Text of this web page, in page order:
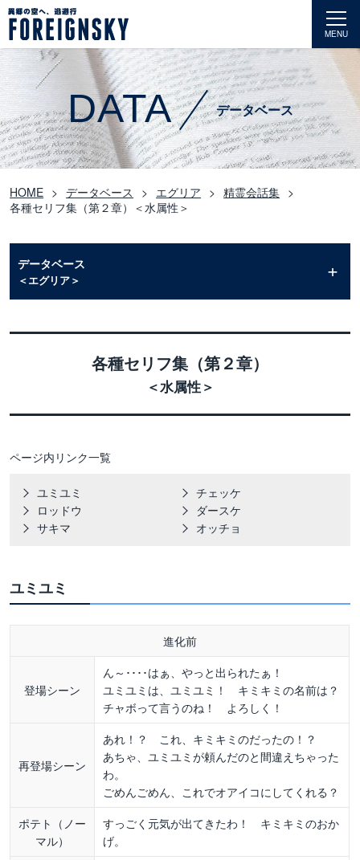
MENU
DATA データベース
HOME データベース エグリア
精霊会話集
各種セリフ集（第２章）＜水属性＞
各種セリフ集（第２章）
＜水属性＞
ページ内リンク一覧
ユミユミ
チェッケ
ロッドウ
ダースケ
サキマ
オッチョ
ユミユミ
進化前
登場シーン
ん～････はぁ、やっと出られたぁ！
ユミユミは、ユミユミ！ キミキミの名前は？
チャボって言うのね！ よろしく！
再登場シーン
あれ！？ これ、キミキミのだったの！？
あちゃ、ユミユミが頼んだのと間違えちゃった
わ。
ごめんごめん、これでオアイコにしてくれる？
ポテト（ノー
マル）
すっごく元気が出てきたわ！ キミキミのおか
げ。
データベース
＜エグリア＞